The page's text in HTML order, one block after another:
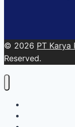
© 2026 PT Karya
Reserved.